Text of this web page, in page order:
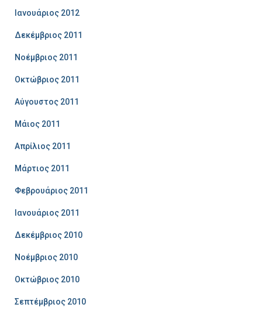
Ιανουάριος 2012
Δεκέμβριος 2011
Νοέμβριος 2011
Οκτώβριος 2011
Αύγουστος 2011
Μάιος 2011
Απρίλιος 2011
Μάρτιος 2011
Φεβρουάριος 2011
Ιανουάριος 2011
Δεκέμβριος 2010
Νοέμβριος 2010
Οκτώβριος 2010
Σεπτέμβριος 2010